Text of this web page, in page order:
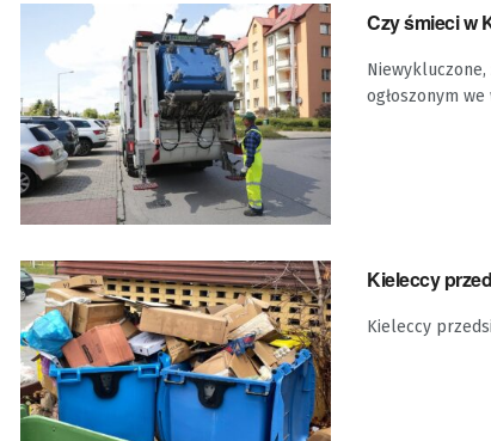
Czy śmieci w
ogłoszonym
Kieleccy
Kieleccy